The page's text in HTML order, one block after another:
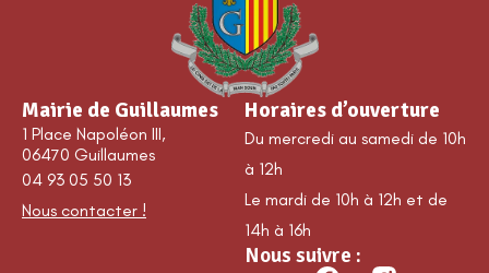
Mairie de Guillaumes
1 Place Napoléon III,
06470 Guillaumes
04 93 05 50 13
Nous contacter !
Horaires d’ouverture
Du mercredi au samedi de 10h
à 12h
Le mardi de 10h à 12h et de
14h à 16h
Nous suivre :